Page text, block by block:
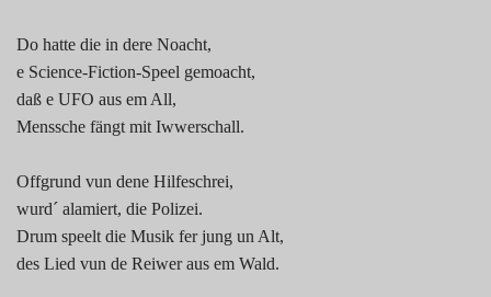
Do hatte die in dere Noacht,
e Science-Fiction-Speel gemoacht,
daß e UFO aus em All,
Menssche fängt mit Iwwerschall.
Offgrund vun dene Hilfeschrei,
wurd´ alamiert, die Polizei.
Drum speelt die Musik fer jung un Alt,
des Lied vun de Reiwer aus em Wald.